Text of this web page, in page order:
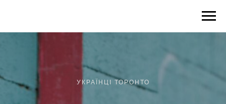
УКРАЇНЦІ ТОРОНТО